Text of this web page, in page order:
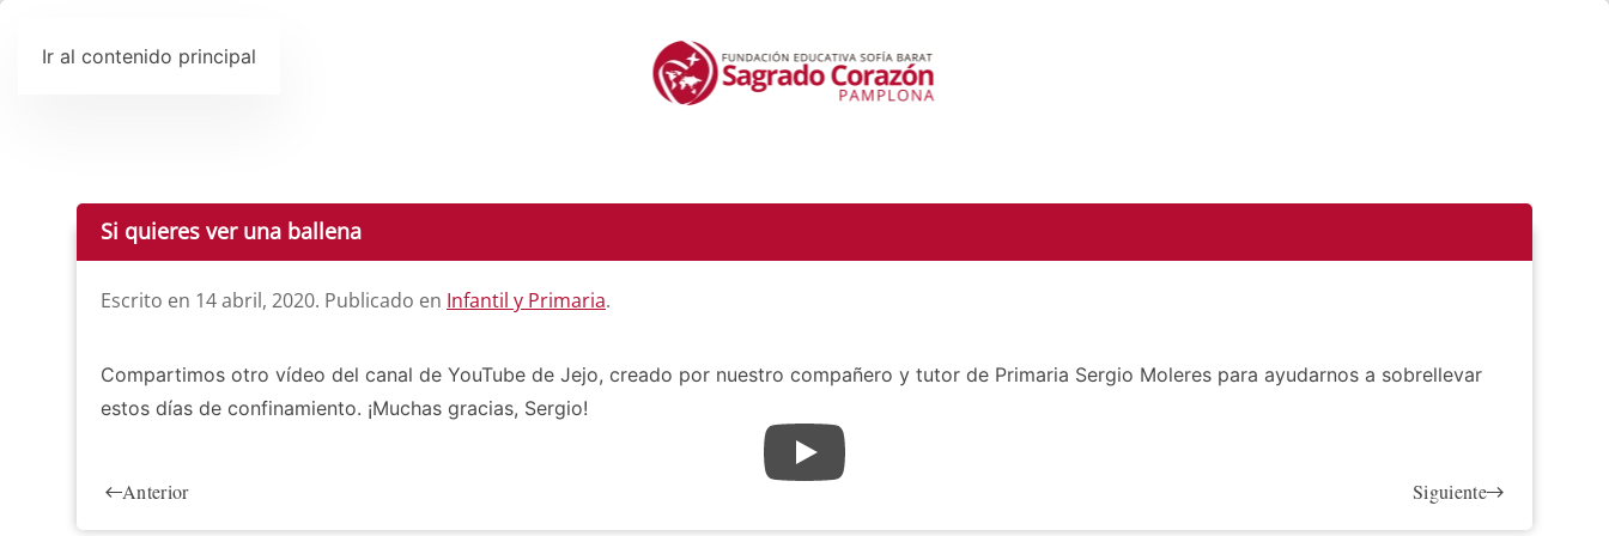
Ir al contenido principal
Si quieres ver una ballena
Escrito en 14 abril, 2020. Publicado en Infantil y Primaria.
Compartimos otro vídeo del canal de YouTube de Jejo, creado por nuestro compañero y tutor de Primaria Sergio Moleres para ayudarnos a sobrellevar
estos días de confinamiento. ¡Muchas gracias, Sergio!
Anterior Siguiente